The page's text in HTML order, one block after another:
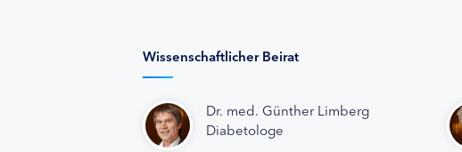
Wissenschaftlicher Beirat
Dr. med. Günther Limberg
Diabetologe